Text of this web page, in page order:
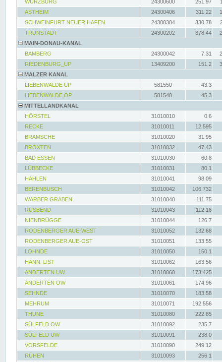
WÜRZBURG 24300600 251.97
ASTHEIM
24300406 311.22
SCHWEINFURT NEUER HAFEN
24300304 330.78
TRUNSTADT
24300202 378.44
MAIN-DONAU-KANAL
BAMBERG
24300042 7.31
RIEDENBURG_UP
13409200 151.2
MALZER KANAL
LIEBENWALDE UP
581550
43.3
LIEBENWALDE OP
581540
45.3
MITTELLANDKANAL
HÖRSTEL
31010010
0.6
RECKE
31010011
12.595
BRAMSCHE
31010020
31.95
BROXTEN
31010032
47.43
BAD ESSEN
31010030
60.8
LÜBBECKE
31010031
80.1
HAHLEN
31010041
98.09
BERENBUSCH
31010042
106.732
WARBER GRABEN
31010040
111.75
RUSBEND
31010043
112.16
NIENBRÜGGE
31010044
126.7
RODENBERGER AUE-WEST
31010052
132.68
RODENBERGER AUE-OST
31010051
133.55
LOHNDE
31010050
150.1
HANN. LIST
31010062
163.56
ANDERTEN UW
31010060
173.425
ANDERTEN OW
31010061
174.96
SEHNDE
31010070
183.58
MEHRUM
31010071
192.556
THUNE
31010080
222.85
SÜLFELD OW
31010092
235.7
SÜLFELD UW
31010091
238.0
VORSFELDE
31010090
249.12
RÜHEN
31010093
256.1